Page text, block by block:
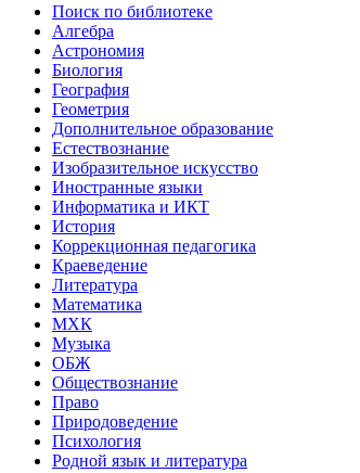
Поиск по библиотеке
Алгебра
Астрономия
Биология
География
Геометрия
Дополнительное образование
Естествознание
Изобразительное искусство
Иностранные языки
Информатика и ИКТ
История
Коррекционная педагогика
Краеведение
Литература
Математика
МХК
Музыка
ОБЖ
Обществознание
Право
Природоведение
Психология
Родной язык и литература